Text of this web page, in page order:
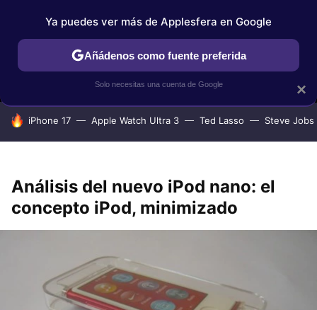
MENÚ NUEVO
TUTORIALES APPLESFERA SELECCIÓN
HOY SE HABLA DE
iPhone 17 Apple Watch Ultra 3 Ted Lasso Steve Jobs
Análisis del nuevo iPod nano: el
concepto iPod, minimizado
×
Ya puedes ver más de Applesfera en Google
Añádenos como fuente preferida
Solo necesitas una cuenta de Google